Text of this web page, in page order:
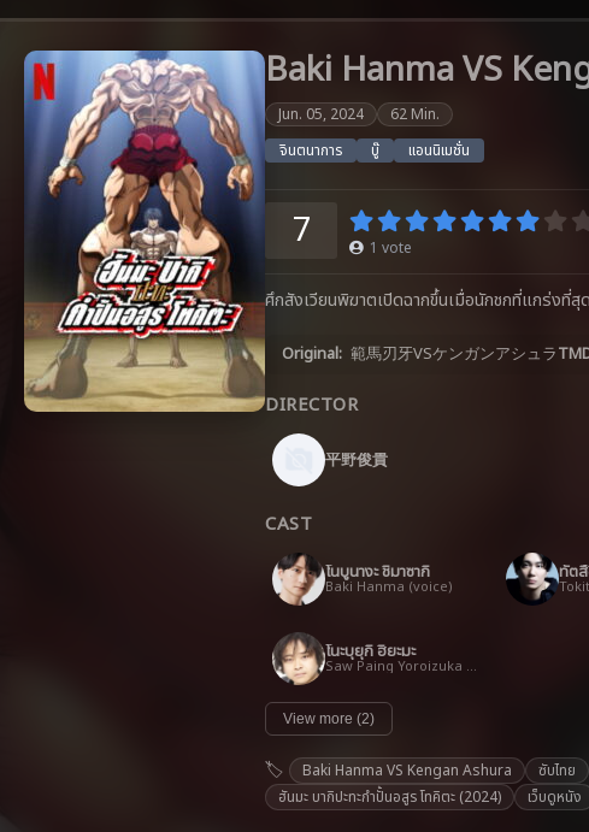
Baki Hanma VS
Jun. 05, 2024
62 Min.
จินตนาการ
บู๊ แอนนิเมชั่น
7 1 vote
ศึกสังเวียนพิฆาตเปิดฉากขึ้นเมื่อนักชกที่แกร่งที่สุ
Original: 範馬刃牙VSケンガンアシュラ
DIRECTOR
平野俊貴
CAST
โนบูนางะ ชิมาซากิ
Baki Hanma (voice)
ทัตสึ
โนะบุยุกิ ฮิยะมะ
Saw Paing Yoroizuka (voice)
View more (2)
Baki Hanma VS Kengan Ashura ซับไทย
ฮันมะ บากิปะทะกำปั้นอสูร โทคิตะ (2024)
เว็บดูหนัง